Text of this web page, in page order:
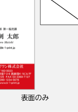
表面のみ